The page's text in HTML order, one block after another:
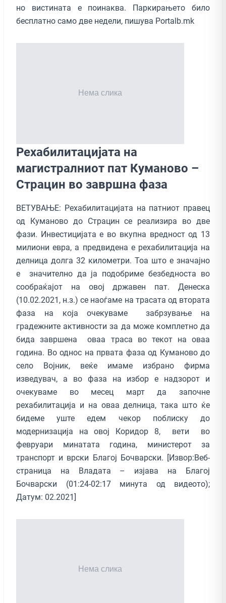
но вистината е поинаква. Паркирањето било
бесплатно само две недели, пишува Portalb.mk
Рехабилитацијата на
магистралниот пат Куманово –
Страцин во завршна фаза
ВЕТУВАЊЕ: Рехабилитацијата на патниот правец
од Куманово до Страцин се реализира во две
фази. Инвестицијата е во вкупна вредност од 13
милиони евра, а предвидена е рехабилитација на
делница долга 32 километри. Тоа што е значајно
е значително да ја подобриме безбедноста во
сообраќајот на овој државен пат. Денеска
(10.02.2021, н.з.) се наоѓаме на трасата од втората
фаза на која очекуваме забрзување на
градежните активности за да може комплетно да
бида завршена оваа траса во текот на оваа
година. Во однос на првата фаза од Куманово до
село Војник, веќе имаме избрано фирма
изведувач, а во фаза на избор е надзорот и
очекуваме во месец март да започне
рехабилитација и на оваа делница, така што ќе
бидеме уште едем чекор поблиску до
модернизација на овој Коридор 8, вети во
февруари минатата година, министерот за
транспорт и врски Благој Бочварски. [Извор:Веб-
страница на Владата – изјава на Благој
Бочварски (01:24-02:17 минута од видеото);
Датум: 02.2021]